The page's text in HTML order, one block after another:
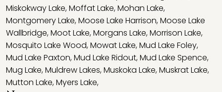
Miskokway Lake,Moffat Lake,Mohan Lake,
Montgomery Lake,Moose Lake Harrison,Moose Lake
Wallbridge,Moot Lake,Morgans Lake,Morrison Lake,
Mosquito Lake Wood,Mowat Lake,Mud Lake Foley,
Mud Lake Paxton,Mud Lake Ridout,Mud Lake Spence,
Mug Lake,Muldrew Lakes,Muskoka Lake,Muskrat Lake,
Mutton Lake,Myers Lake,